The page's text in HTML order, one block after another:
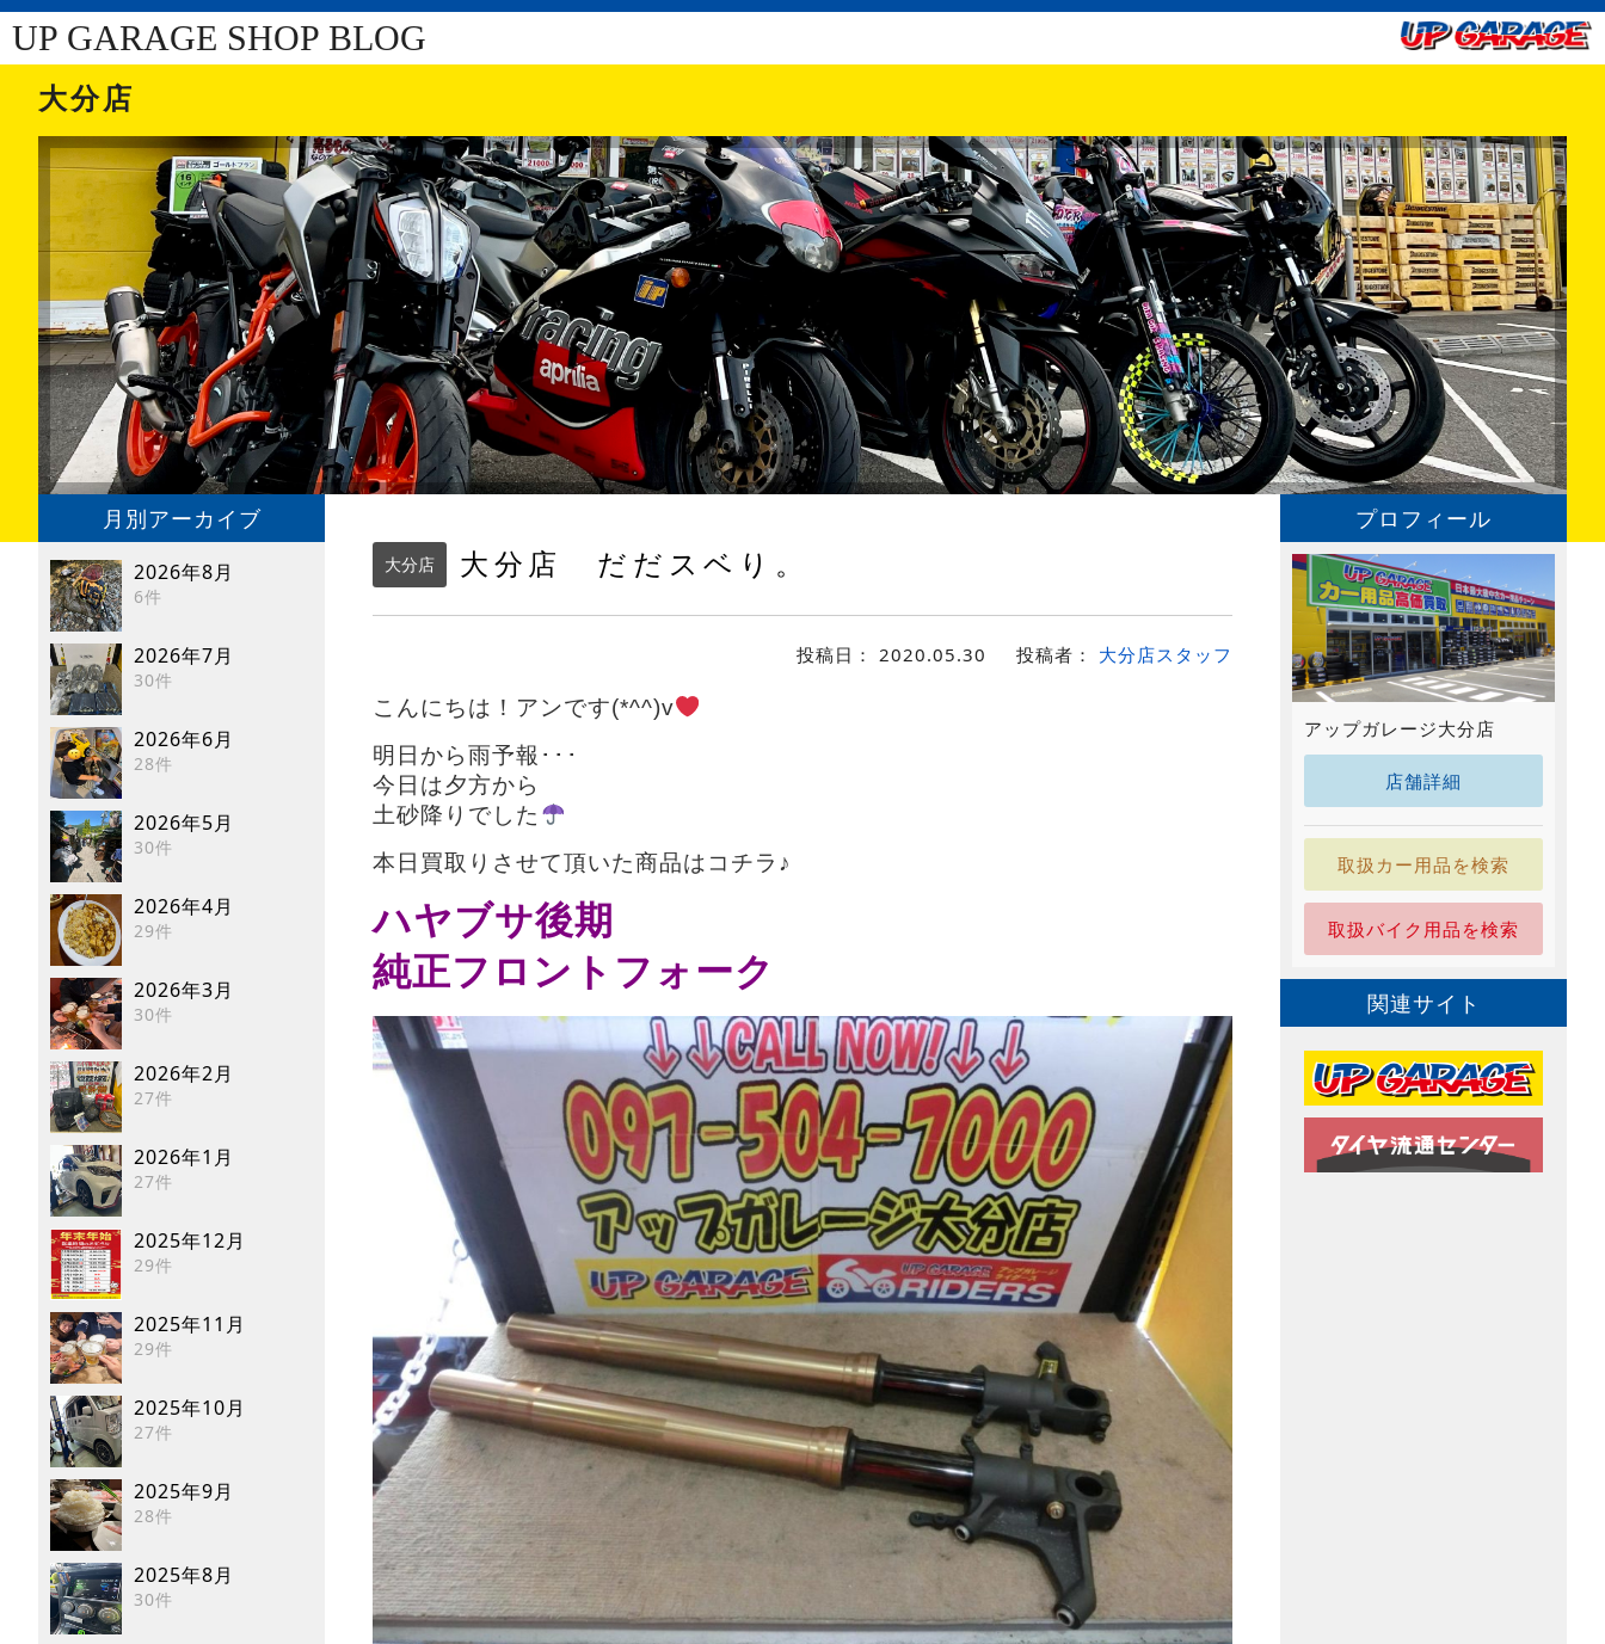
UP GARAGE SHOP BLOG
大分店
月別アーカイブ
2026年8月
6件
2026年7月
30件
2026年6月
28件
2026年5月
30件
2026年4月
29件
2026年3月
30件
2026年2月
27件
2026年1月
27件
2025年12月
29件
2025年11月
29件
2025年10月
27件
2025年9月
28件
2025年8月
30件
大分店 大分店 だだスベり。
投稿日： 2020.05.30 投稿者： 大分店スタッフ
こんにちは！アンです(*^^)v
明日から雨予報･･･
今日は夕方から
土砂降りでした
本日買取りさせて頂いた商品はコチラ♪
ハヤブサ後期
純正フロントフォーク
プロフィール
アップガレージ大分店
店舗詳細
取扱カー用品を検索
取扱バイク用品を検索
関連サイト